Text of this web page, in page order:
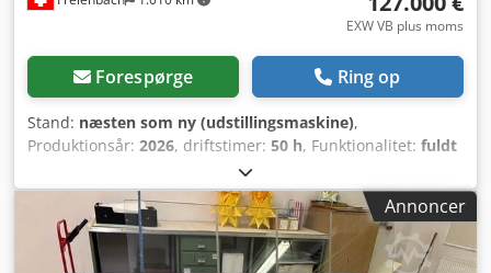
EXW VB plus moms
Forespørge Ring op
Stand: næsten som ny (udstillingsmaskine),
Produktionsår: 2026, driftstimer: 50 h, Funktionalitet: fuldt
, DROP AG: Demomodel fra et center,
digital laserbelægningssystem Phoenix 1213V CtS med en
maksimal ramme-/sivstørrelse på 1200 x 1300 mm sælges.
2540 dpi med PDF-vektoroption – 12700 DPI. 30 watt laser
med 405 nm laser. 4° DMD-teknologi med TILT-software.
Annoncer